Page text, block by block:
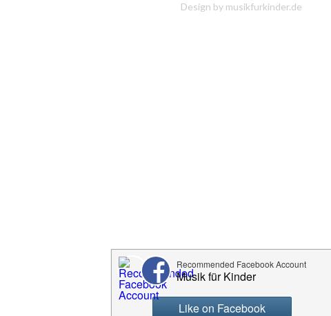
Design by musikfurkinder.de